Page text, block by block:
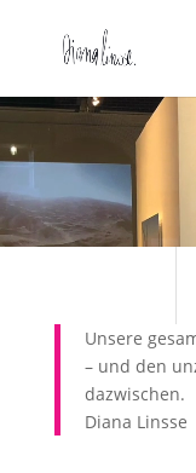
Unsere
– und den
dazwischen.
Diana Linsse